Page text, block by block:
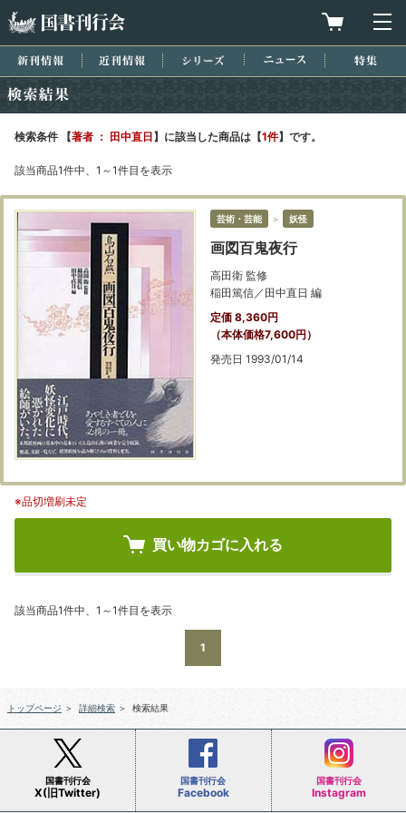
買物カゴを
新刊情報 近刊情報 シリーズ ニュース
検索条件 【著者 ： 田中直日】に該当した商品は【1件】です。
該当商品1件中、1～1件目を表示
芸術・芸能 ＞ 妖怪
画図百鬼夜行
高田衛 監修
稲田篤信／田中直日 編
定価 8,360円
（本体価格7,600円）
発売日 1993/01/14
※品切増刷未定
買い物カゴに入れる
該当商品1件中、1～1件目を表示
1
トップページ ＞ 詳細検索 ＞ 検索結果
国書刊行会
X(旧Twitter)
国書刊行会
Facebook
国書刊行会
Instagram